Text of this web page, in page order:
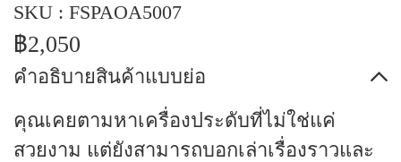
SKU : FSPAOA5007
฿2,050
คำอธิบายสินค้าแบบย่อ
คุณเคยตามหาเครื่องประดับที่ไม่ใช่แค่
สวยงาม แต่ยังสามารถบอกเล่าเรื่องราวและ